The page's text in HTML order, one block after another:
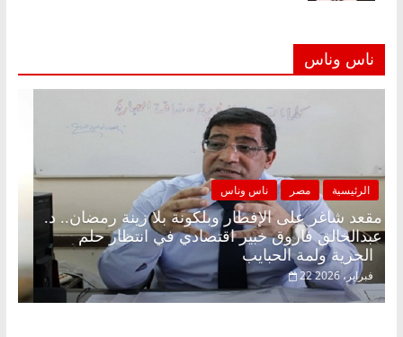
ناس وناس
الرئيسية مصر ناس وناس
مقعد شاغر على الإفطار وبلكونة بلا زينة رمضان.. د.
عبدالخالق فاروق خبير اقتصادي في انتظار حلم
الحرية ولمة الحبايب
22 فبراير، 2026